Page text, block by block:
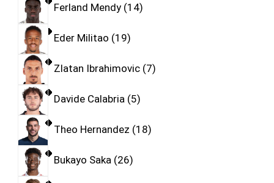
Ferland Mendy 14
Eder Militao 19
Zlatan Ibrahimovic 7
Davide Calabria 5
Theo Hernandez 18
Bukayo Saka 26